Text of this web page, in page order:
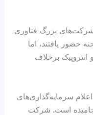
شرکت‌های بزرگ فناوری
حضور یافتند، اما
برخلاف
سرمایه‌گذاری‌های
است. شرکت